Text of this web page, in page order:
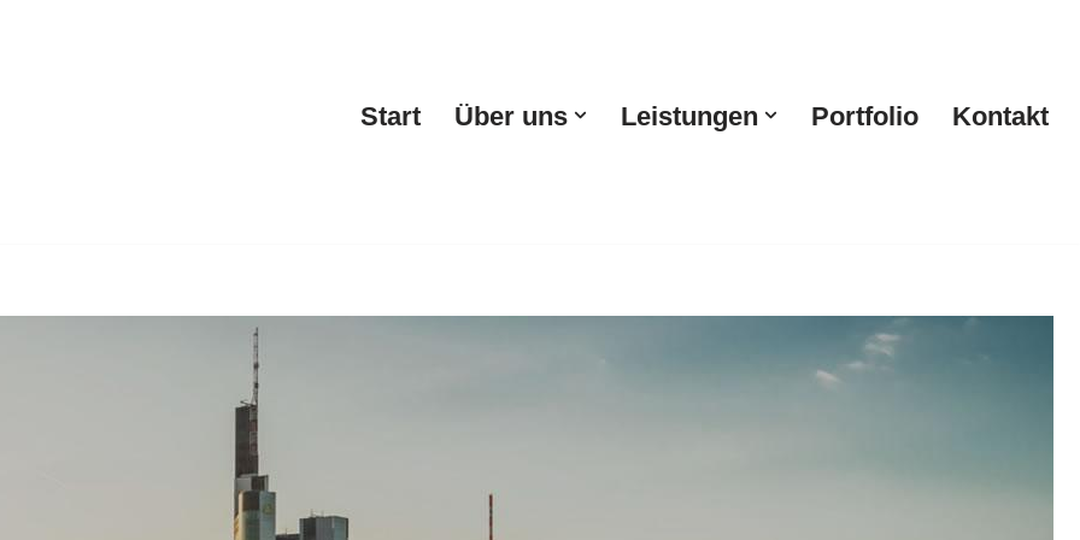
Start Über uns Leistungen Portfolio Kontakt
und ✓Werbeagentur, Fahrzeugfolierung, Webdesign, Fahrzeugbeschriftung verfügbar. Ihre Suche endet hier:
und ✓Fahrzeugbeschriftung für Montabaur. ➡️ Kedar & Partner, Ihr Agentur. Wir sind für Sie da ✉.